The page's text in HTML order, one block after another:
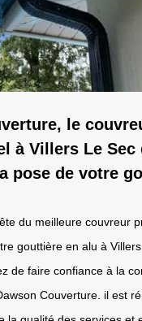
le
à Villers Le Sec
pose de votre
du meilleure couvreur
gouttière en alu à
de faire confiance à la
Couverture. il est